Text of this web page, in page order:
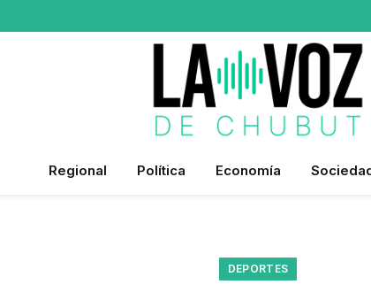
Regional Política Economía
DEPORTES